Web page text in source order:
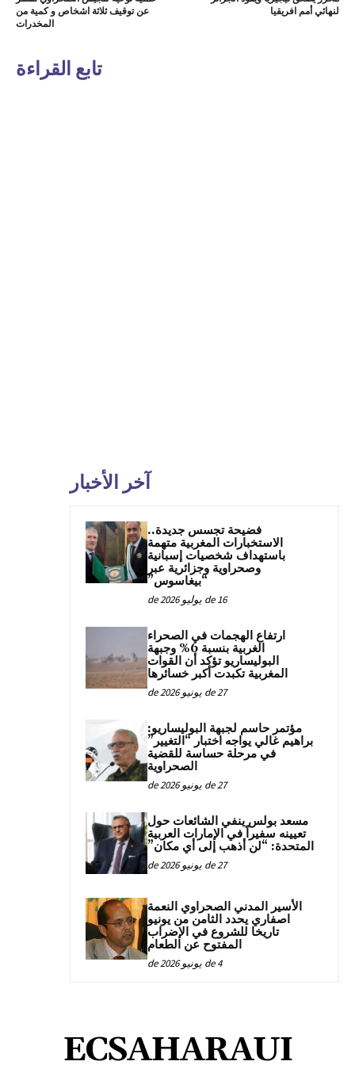
عن توقيف ثلاثة اشخاص و كمية من
المخدرات
لنهائي أمم افريقيا
تابع القراءة
آخر الأخبار
فضيحة تجسس جديدة..
الاستخبارات المغربية متهمة
باستهداف شخصيات إسبانية
وصحراوية وجزائرية عبر
“بيغاسوس”
16 de يوليو de 2026
ارتفاع الهجمات في الصحراء
الغربية بنسبة 6% وجبهة
البوليساريو تؤكد أن القوات
المغربية تكبدت أكبر خسائرها
27 de يونيو de 2026
مؤتمر حاسم لجبهة البوليساريو:
براهيم غالي يواجه اختبار “التغيير”
في مرحلة حساسة للقضية
الصحراوية
27 de يونيو de 2026
مسعد بولس ينفي الشائعات حول
تعيينه سفيراً في الإمارات العربية
المتحدة: “لن أذهب إلى أي مكان”
27 de يونيو de 2026
الأسير المدني الصحراوي النعمة
اصفاري يحدد الثامن من يونيو
تاريخا للشروع في الإضراب
المفتوح عن الطعام
4 de يونيو de 2026
ECSAHARAUI